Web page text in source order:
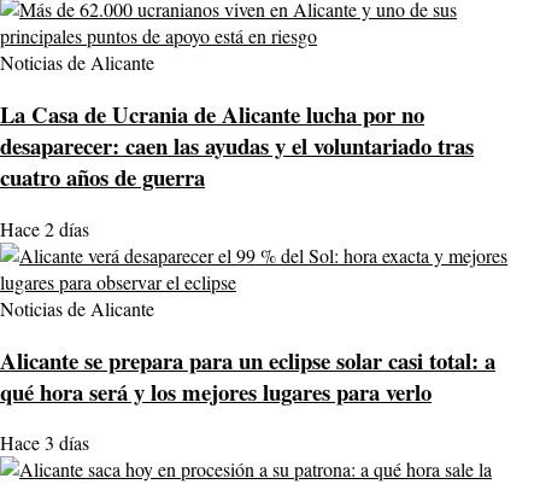
Noticias de Alicante
La Casa de Ucrania de Alicante lucha por no
desaparecer: caen las ayudas y el voluntariado tras
cuatro años de guerra
Hace 2 días
Noticias de Alicante
Alicante se prepara para un eclipse solar casi total: a
qué hora será y los mejores lugares para verlo
Hace 3 días